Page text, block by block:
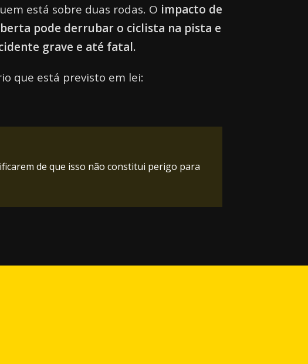
está sobre duas rodas. O impacto de
pode derrubar o ciclista na pista e
grave e até fatal.
que está previsto em lei:
de que isso não constitui perigo para